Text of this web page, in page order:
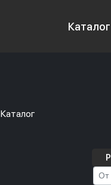
Каталог
Каталог